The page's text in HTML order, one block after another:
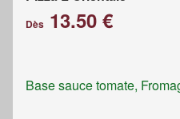
Dès 13.50 €
Base sauce tomate,